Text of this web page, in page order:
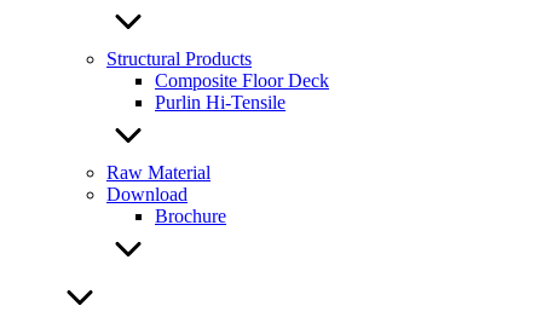
Structural Products
Composite Floor Deck
Purlin Hi-Tensile
Raw Material
Download
Brochure